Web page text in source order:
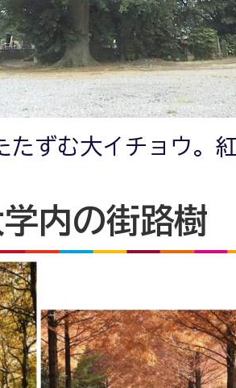
たずむ大イチョウ。
内の街路樹